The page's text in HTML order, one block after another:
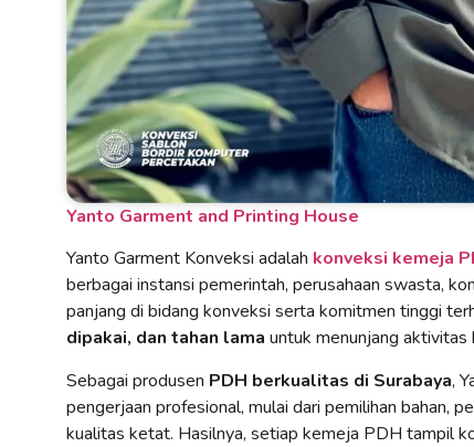
Yanto Garment and Printing House
Yanto Garment Konveksi adalah konveksi kemeja
berbagai instansi pemerintah, perusahaan swasta,
panjang di bidang konveksi serta komitmen tinggi
dipakai, dan tahan lama untuk menunjang aktivitas
Sebagai produsen PDH berkualitas di Surabaya,
pengerjaan profesional, mulai dari pemilihan bahan,
kualitas ketat. Hasilnya, setiap kemeja PDH tampil